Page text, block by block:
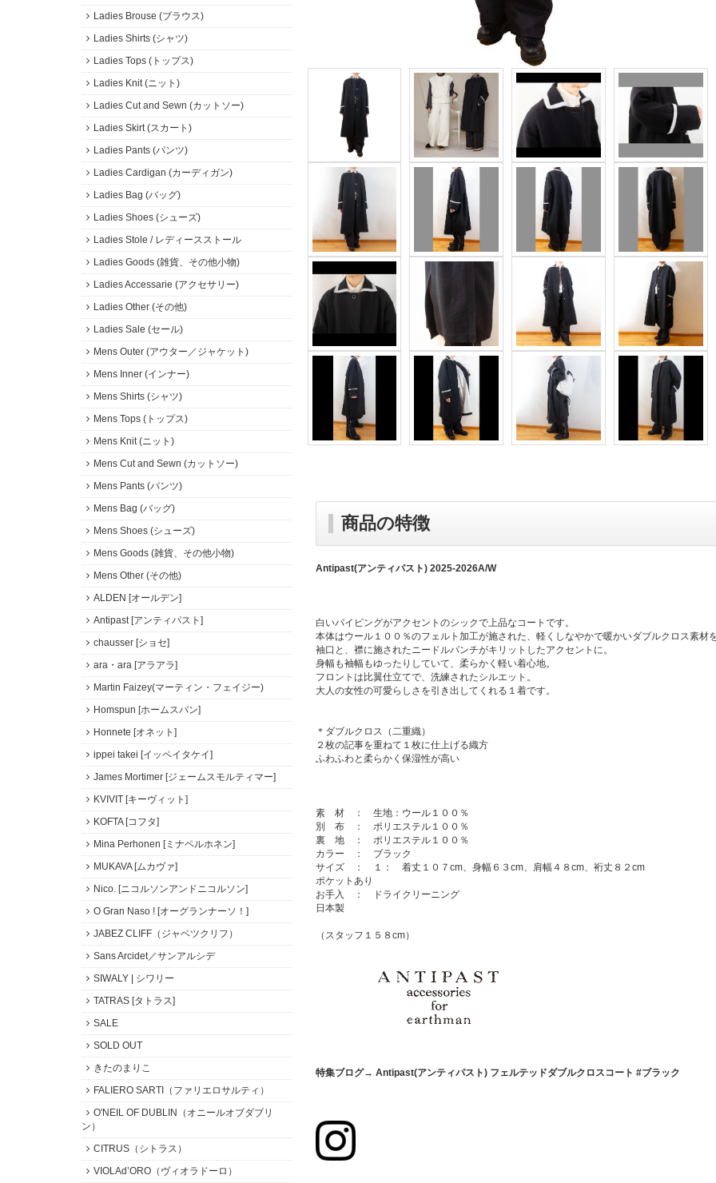
商品の特徴
Antipast(アンティパスト) 2025-2026A/W
白いパイピングがアクセントのシックで上品なコートです。
本体はウール１００％のフェルト加工が施された、軽くしなやかで暖かいダブルクロス素材
袖口と、襟に施されたニードルパンチがキリットしたアクセントに。
身幅も袖幅もゆったりしていて、柔らかく軽い着心地。
フロントは比翼仕立てで、洗練されたシルエット。
大人の女性の可愛らしさを引き出してくれる１着です。
＊ダブルクロス（二重織）
２枚の記事を重ねて１枚に仕上げる織方
ふわふわと柔らかく保湿性が高い
素 材 ： 生地：ウール１００％
別 布 ： ポリエステル１００％
裏 地 ： ポリエステル１００％
カラー ： ブラック
サイズ ： １： 着丈１０７cm、身幅６３cm、肩幅４８cm、裄丈８２cm
ポケットあり
お手入 ： ドライクリーニング
日本製
（スタッフ１５８cm）
特集ブログ→ Antipast(アンティパスト) フェルテッドダブルクロスコート #ブラック
Ladies Brouse (ブラウス)
Ladies Shirts (シャツ)
Ladies Tops (トップス)
Ladies Knit (ニット)
Ladies Cut and Sewn (カットソー)
Ladies Skirt (スカート)
Ladies Pants (パンツ)
Ladies Cardigan (カーディガン)
Ladies Bag (バッグ)
Ladies Shoes (シューズ)
Ladies Stole / レディースストール
Ladies Goods (雑貨、その他小物)
Ladies Accessarie (アクセサリー)
Ladies Other (その他)
Ladies Sale (セール)
Mens Outer (アウター／ジャケット)
Mens Inner (インナー)
Mens Shirts (シャツ)
Mens Tops (トップス)
Mens Knit (ニット)
Mens Cut and Sewn (カットソー)
Mens Pants (パンツ)
Mens Bag (バッグ)
Mens Shoes (シューズ)
Mens Goods (雑貨、その他小物)
Mens Other (その他)
ALDEN [オールデン]
Antipast [アンティパスト]
chausser [ショセ]
ara・ara [アラアラ]
Martin Faizey(マーティン・フェイジー)
Homspun [ホームスパン]
Honnete [オネット]
ippei takei [イッペイタケイ]
James Mortimer [ジェームスモルティマー]
KVIVIT [キーヴィット]
KOFTA [コフタ]
Mina Perhonen [ミナペルホネン]
MUKAVA [ムカヴァ]
Nico. [ニコルソンアンドニコルソン]
O Gran Naso ! [オーグランナーソ！]
JABEZ CLIFF（ジャベツクリフ）
Sans Arcidet／サンアルシデ
SIWALY | シワリー
TATRAS [タトラス]
SALE
SOLD OUT
きたのまりこ
FALIERO SARTI（ファリエロサルティ）
O'NEIL OF DUBLIN（オニールオブダブリ
ン）
CITRUS（シトラス）
VIOLAd’ORO（ヴィオラドーロ）